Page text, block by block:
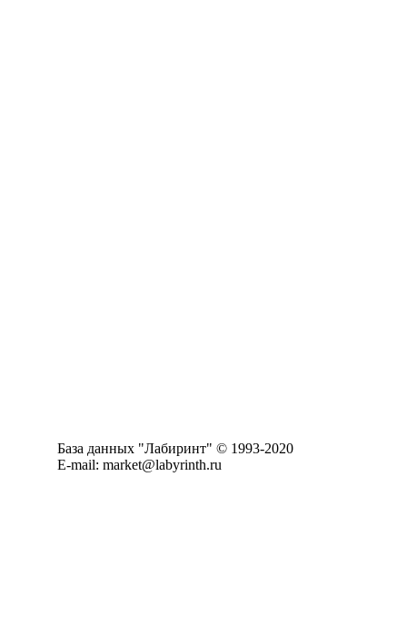
База данных "Лабиринт" © 1993-2020
E-mail: market@labyrinth.ru